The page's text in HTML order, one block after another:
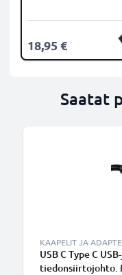
18,95 €
Saatat
KAAPELIT JA
USB C Type C
tiedonsiirtojohto.